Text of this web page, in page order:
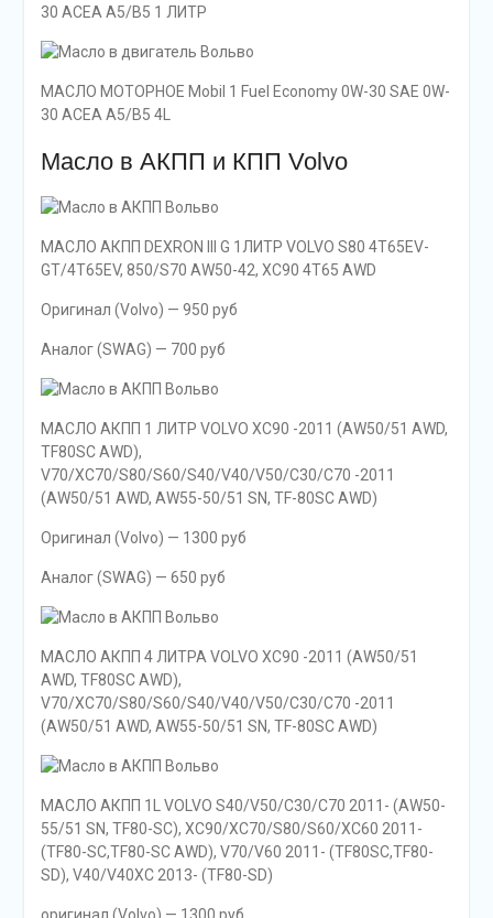
30 ACEA A5/B5 1 ЛИТР
МАСЛО МОТОРНОЕ Mobil 1 Fuel Economy 0W-30 SAE 0W-
30 ACEA A5/B5 4L
Масло в АКПП и КПП Volvo
МАСЛО АКПП DEXRON III G 1ЛИТР VOLVO S80 4T65EV-
GT/4T65EV, 850/S70 AW50-42, XC90 4T65 AWD
Оригинал (Volvo) — 950 руб
Аналог (SWAG) — 700 руб
МАСЛО АКПП 1 ЛИТР VOLVO XC90 -2011 (AW50/51 AWD,
TF80SC AWD),
V70/XC70/S80/S60/S40/V40/V50/C30/C70 -2011
(AW50/51 AWD, AW55-50/51 SN, TF-80SC AWD)
Оригинал (Volvo) — 1300 руб
Аналог (SWAG) — 650 руб
МАСЛО АКПП 4 ЛИТРА VOLVO XC90 -2011 (AW50/51
AWD, TF80SC AWD),
V70/XC70/S80/S60/S40/V40/V50/C30/C70 -2011
(AW50/51 AWD, AW55-50/51 SN, TF-80SC AWD)
МАСЛО АКПП 1L VOLVO S40/V50/C30/C70 2011- (AW50-
55/51 SN, TF80-SC), XC90/XC70/S80/S60/XC60 2011-
(TF80-SC,TF80-SC AWD), V70/V60 2011- (TF80SC,TF80-
SD), V40/V40XC 2013- (TF80-SD)